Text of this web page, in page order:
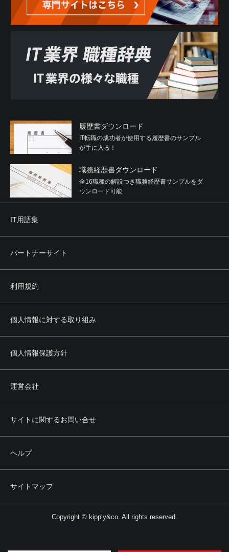
履歴書ダウンロード
IT転職の成功者が使用する履歴書のサンプル
が手に入る！
職務経歴書ダウンロード
全16職種の解説つき職務経歴書サンプルをダ
ウンロード可能
IT用語集
パートナーサイト
利用規約
個人情報に対する取り組み
個人情報保護方針
運営会社
サイトに関するお問い合せ
ヘルプ
サイトマップ
Copyright © kipply&co. All rights reserved.